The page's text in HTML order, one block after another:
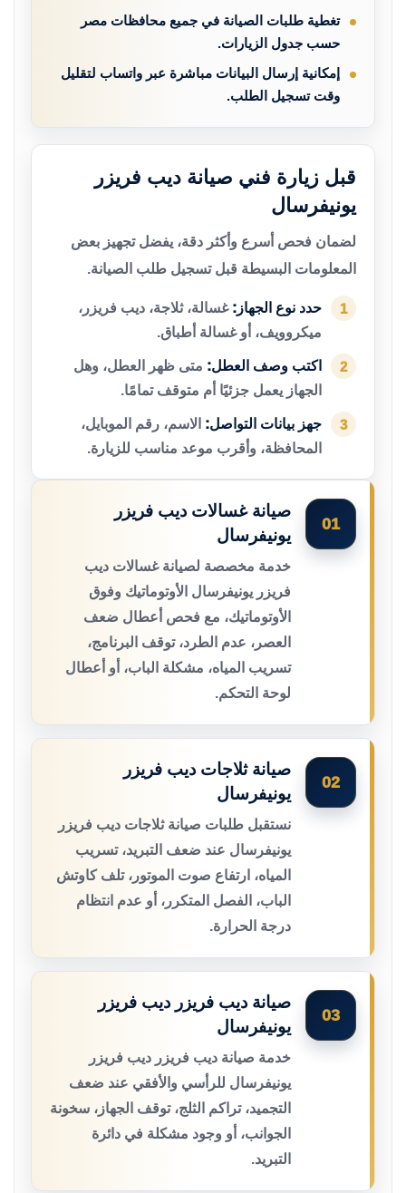
تغطية طلبات الصيانة في جميع محافظات مصر
حسب جدول الزيارات.
إمكانية إرسال البيانات مباشرة عبر واتساب لتقليل
وقت تسجيل الطلب.
قبل زيارة فني صيانة ديب فريزر
يونيفرسال
لضمان فحص أسرع وأكثر دقة، يفضل تجهيز بعض
المعلومات البسيطة قبل تسجيل طلب الصيانة.
1 حدد نوع الجهاز: غسالة، ثلاجة، ديب فريزر،
ميكروويف، أو غسالة أطباق.
2 اكتب وصف العطل: متى ظهر العطل، وهل
الجهاز يعمل جزئيًا أم متوقف تمامًا.
3 جهز بيانات التواصل: الاسم، رقم الموبايل،
المحافظة، وأقرب موعد مناسب للزيارة.
01
صيانة غسالات ديب فريزر
يونيفرسال
خدمة مخصصة لصيانة غسالات ديب
فريزر يونيفرسال الأوتوماتيك وفوق
الأوتوماتيك، مع فحص أعطال ضعف
العصر، عدم الطرد، توقف البرنامج،
تسريب المياه، مشكلة الباب، أو أعطال
لوحة التحكم.
02
صيانة ثلاجات ديب فريزر
يونيفرسال
نستقبل طلبات صيانة ثلاجات ديب فريزر
يونيفرسال عند ضعف التبريد، تسريب
المياه، ارتفاع صوت الموتور، تلف كاوتش
الباب، الفصل المتكرر، أو عدم انتظام
درجة الحرارة.
03
صيانة ديب فريزر ديب فريزر
يونيفرسال
خدمة صيانة ديب فريزر ديب فريزر
يونيفرسال للرأسي والأفقي عند ضعف
التجميد، تراكم الثلج، توقف الجهاز، سخونة
الجوانب، أو وجود مشكلة في دائرة
التبريد.